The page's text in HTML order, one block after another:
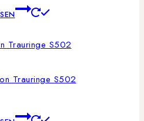
Trauringe S502